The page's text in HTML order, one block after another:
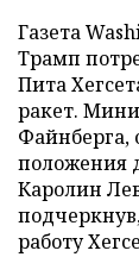
Газета
Трамп
Пита
ракет.
Файнберга,
положения
Каролин
работу